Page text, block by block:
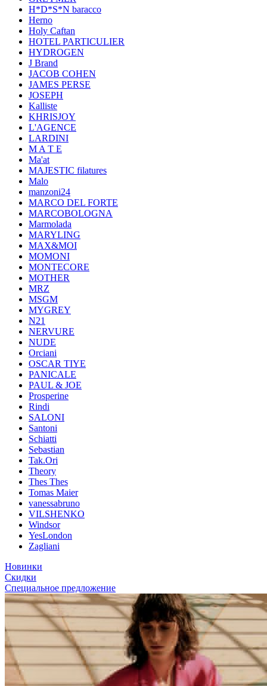
H*D*S*N baracco
Herno
Holy Caftan
HOTEL PARTICULIER
HYDROGEN
J Brand
JACOB COHEN
JAMES PERSE
JOSEPH
Kalliste
KHRISJOY
L'AGENCE
LARDINI
M A T E
Ma'at
MAJESTIC filatures
Malo
manzoni24
MARCO DEL FORTE
MARCOBOLOGNA
Marmolada
MARYLING
MAX&MOI
MOMONI
MONTECORE
MOTHER
MRZ
MSGM
MYGREY
N21
NERVURE
NUDE
Orciani
OSCAR TIYE
PANICALE
PAUL & JOE
Prosperine
Rindi
SALONI
Santoni
Schiatti
Sebastian
Tak.Ori
Theory
Thes Thes
Tomas Maier
vanessabruno
VILSHENKO
Windsor
YesLondon
Zagliani
Новинки
Скидки
Специальное предложение